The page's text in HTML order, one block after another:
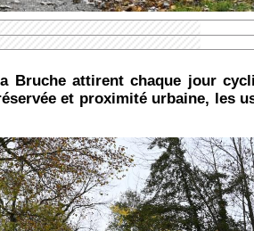
Bruche attirent chaque jour
et proximité urbaine, les